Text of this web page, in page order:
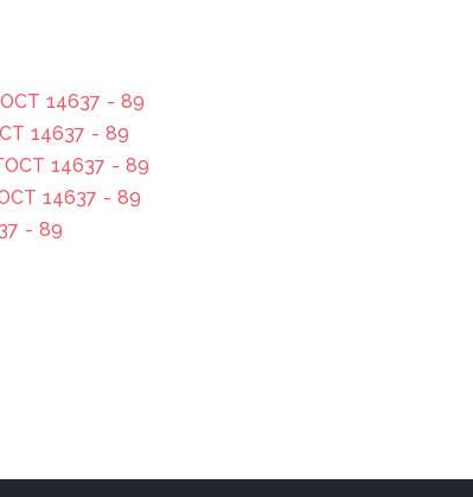
14637 - 89
14637 - 89
14637 - 89
14637 - 89
- 89